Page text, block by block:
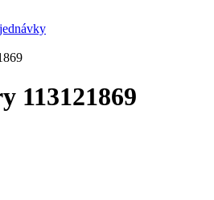
113121869